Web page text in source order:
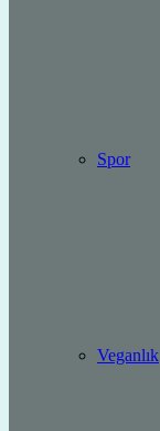
Spor
Veganlık